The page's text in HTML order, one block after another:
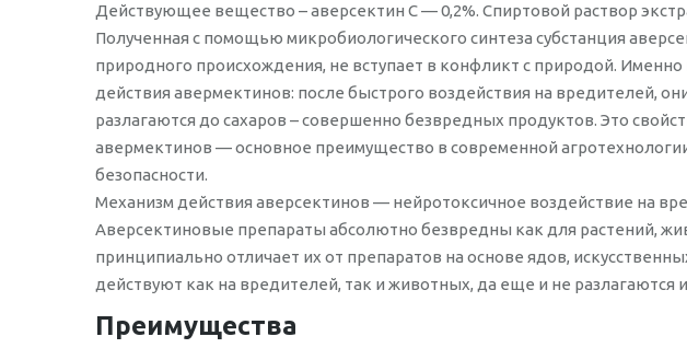
Действующее вещество – аверсектин С — 0,2%. Спиртовой раствор
Полученная с помощью микробиологического синтеза субстанция
природного происхождения, не вступает в конфликт с природой.
действия авермектинов: после быстрого воздействия на вредителей,
разлагаются до сахаров – совершенно безвредных продуктов. Это
авермектинов — основное преимущество в современной
безопасности.
Механизм действия аверсектинов — нейротоксичное воздействие на
Аверсектиновые препараты абсолютно безвредны как для растений,
принципиально отличает их от препаратов на основе ядов,
действуют как на вредителей, так и животных, да еще и не разлагаются
Преимущества